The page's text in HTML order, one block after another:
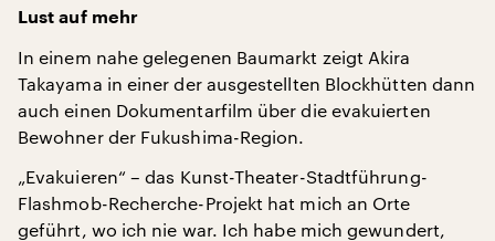
Lust auf mehr
In einem nahe gelegenen Baumarkt zeigt Akira
Takayama in einer der ausgestellten Blockhütten dann
auch einen Dokumentarfilm über die evakuierten
Bewohner der Fukushima-Region.
„Evakuieren“ – das Kunst-Theater-Stadtführung-
Flashmob-Recherche-Projekt hat mich an Orte
geführt, wo ich nie war. Ich habe mich gewundert,